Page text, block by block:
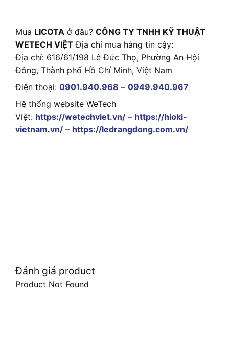
Mua LICOTA ở đâu? CÔNG TY TNHH KỸ THUẬT
WETECH VIỆT Địa chỉ mua hàng tin cậy:
Địa chỉ: 616/61/198 Lê Đức Thọ, Phường An Hội
Đông, Thành phố Hồ Chí Minh, Việt Nam
Điện thoại: 0901.940.968 – 0949.940.967
Hệ thống website WeTech
Việt: https://wetechviet.vn/ – https://hioki-
vietnam.vn/ – https://ledrangdong.com.vn/
Đánh giá product
Product Not Found